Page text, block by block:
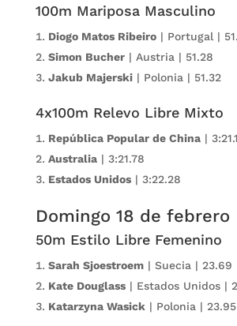
100m Mariposa Masculino
Diogo Matos Ribeiro| Portugal |
Simon Bucher| Austria | 51.28
Jakub Majerski| Polonia | 51.32
4x100m Relevo Libre Mixto
República Popular de China|
Australia| 3:21.78
Estados Unidos| 3:22.28
Domingo 18 de febrero
50m Estilo Libre Femenino
Sarah Sjoestroem| Suecia | 23.69
Kate Douglass| Estados Unidos |
Katarzyna Wasick| Polonia | 23.95